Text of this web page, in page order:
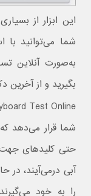
شما می‌توانید با
به‌صورت آنلاین
بگیرید و از
حتی کلیدهای
آبی درمی‌آیند،
را به خود